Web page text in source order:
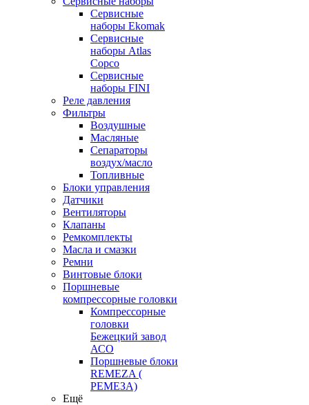
Сервисные
наборы Ekomak
Cервисные
наборы Atlas
Copco
Сервисные
наборы FINI
Реле давления
Фильтры
Воздушные
Масляные
Сепараторы
воздух/масло
Топливные
Блоки управления
Датчики
Вентиляторы
Клапаны
Ремкомплекты
Масла и смазки
Ремни
Винтовые блоки
Поршневые
компрессорные головки
Компрессорные
головки
Бежецкий завод
АСО
Поршневые блоки
REMEZA (
РЕМЕЗА)
Ещё